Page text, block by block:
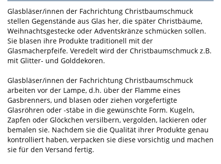
Glasbläser/innen der Fachrichtung Christbaumschmuck
stellen Gegenstände aus Glas her, die später Christbäume,
Weihnachtsgestecke oder Adventskränze schmücken sollen.
Sie blasen ihre Produkte traditionell mit der
Glasmacherpfeife. Veredelt wird der Christbaumschmuck z.B.
mit Glitter- und Golddekoren.
Glasbläser/innen der Fachrichtung Christbaumschmuck
arbeiten vor der Lampe, d.h. über der Flamme eines
Gasbrenners, und blasen oder ziehen vorgefertigte
Glasröhren oder ‑stäbe in die gewünschte Form. Kugeln,
Zapfen oder Glöckchen versilbern, vergolden, lackieren oder
bemalen sie. Nachdem sie die Qualität ihrer Produkte genau
kontrolliert haben, verpacken sie diese vorsichtig und machen
sie für den Versand fertig.